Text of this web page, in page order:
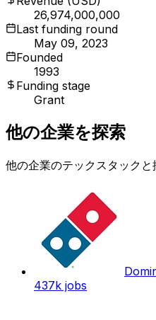
26,974,000,000
Last funding round
May 09, 2023
Founded
1993
Funding stage
Grant
他の企業を探索
他の企業のテックスタック
437k jobs